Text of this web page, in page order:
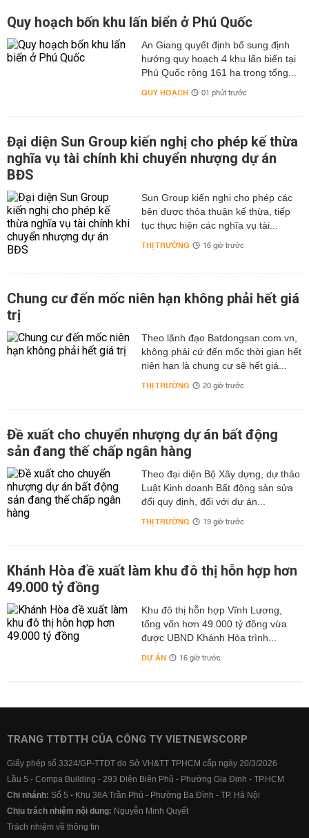
Quy hoạch bốn khu lấn biển ở Phú Quốc
An Giang quyết định bổ sung định
hướng quy hoạch 4 khu lấn biển tại
Phú Quốc rộng 161 ha trong tổng...
QUY HOẠCH 01 phút trước
Đại diện Sun Group kiến nghị cho phép kế thừa
nghĩa vụ tài chính khi chuyển nhượng dự án
BĐS
Sun Group kiến nghị cho phép các
bên được thỏa thuận kế thừa, tiếp
tục thực hiện các nghĩa vụ tài...
THỊ TRƯỜNG 16 giờ trước
Chung cư đến mốc niên hạn không phải hết giá
trị
Theo lãnh đạo Batdongsan.com.vn,
không phải cứ đến mốc thời gian hết
niên hạn là chung cư sẽ hết giá...
THỊ TRƯỜNG 20 giờ trước
Đề xuất cho chuyển nhượng dự án bất động
sản đang thế chấp ngân hàng
Theo đại diện Bộ Xây dựng, dự thảo
Luật Kinh doanh Bất động sản sửa
đổi quy định, đối với dự án...
THỊ TRƯỜNG 19 giờ trước
Khánh Hòa đề xuất làm khu đô thị hỗn hợp hơn
49.000 tỷ đồng
Khu đô thị hỗn hợp Vĩnh Lương,
tổng vốn hơn 49.000 tỷ đồng vừa
được UBND Khánh Hòa trình...
DỰ ÁN 16 giờ trước
TRANG TTĐTTH CỦA CÔNG TY VIETNEWSCORP
Giấy phép số 3324/GP-TTĐT do Sở VH&TT TPHCM cấp ngày 20/3/2026
Lầu 5 - Compa Building - 293 Điện Biên Phủ - Phường Gia Định - TP.HCM
Chi nhánh: Số 5 - Khu 38A Trần Phú - Phường Ba Đình - TP. Hà Nội
Chịu trách nhiệm nội dung: Nguyễn Minh Quyết
Trách nhiệm về thông tin